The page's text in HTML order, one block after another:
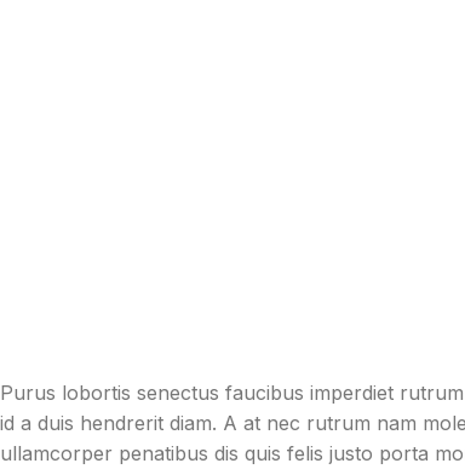
Purus lobortis senectus faucibus imperdiet
id a duis hendrerit diam. A at nec rutrum nam
ullamcorper penatibus dis quis felis justo porta